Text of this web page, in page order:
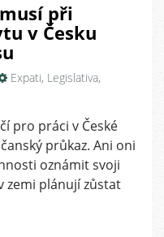
při
v Česku
Expati, Legislativa,
pro práci v České
průkaz. Ani oni
oznámit svoji
zemi plánují zůstat